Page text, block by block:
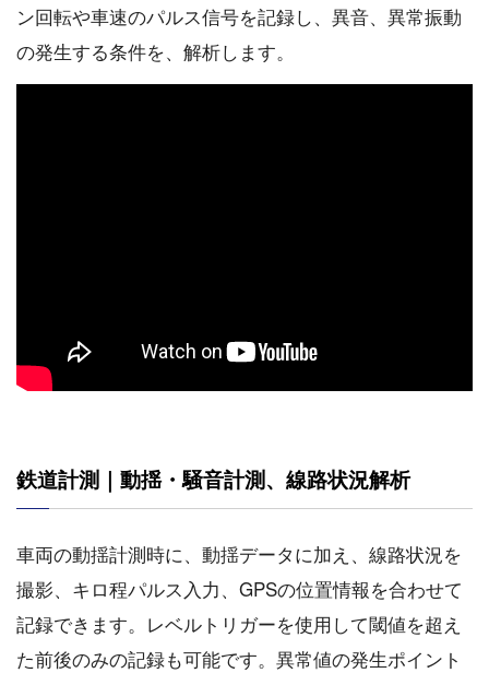
ン回転や車速のパルス信号を記録し、異音、異常振動
の発生する条件を、解析します。
鉄道計測｜動揺・騒音計測、線路状況解析
車両の動揺計測時に、動揺データに加え、線路状況を
撮影、キロ程パルス入力、GPSの位置情報を合わせて
記録できます。レベルトリガーを使用して閾値を超え
た前後のみの記録も可能です。異常値の発生ポイント